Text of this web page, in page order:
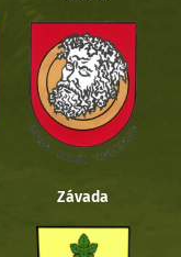
Závada